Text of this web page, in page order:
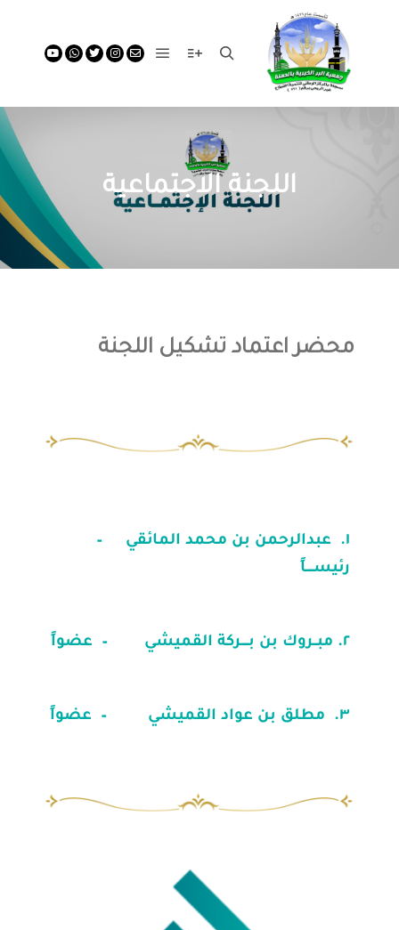
اللجنة الاجتماعية
محضر اعتماد تشكيل اللجنة
١. عبدالرحمن بن محمد المائقي –
رئيســــاً
مبــروك بن بــــركة القميشي – عضواً
– عضواً